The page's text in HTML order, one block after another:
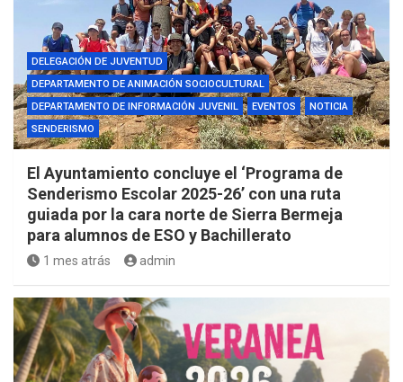
DELEGACIÓN DE JUVENTUD
DEPARTAMENTO DE ANIMACIÓN SOCIOCULTURAL
DEPARTAMENTO DE INFORMACIÓN JUVENIL
EVENTOS
NOTICIA
SENDERISMO
El Ayuntamiento concluye el ‘Programa de
Senderismo Escolar 2025-26’ con una ruta
guiada por la cara norte de Sierra Bermeja
para alumnos de ESO y Bachillerato
1 mes atrás admin